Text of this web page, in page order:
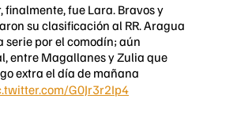
finalmente, fue Lara. Bravos y
su clasificación al RR. Aragua
serie por el comodín; aún
entre Magallanes y Zulia que
extra el día de mañana
G0Jr3r2Ip4